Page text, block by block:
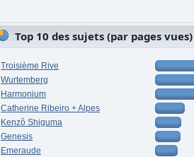
Top 10 des sujets (par pages vues)
Troisième Rive
Wurtemberg
Harmonium
Catherine Ribeiro + Alpes
Kenzô Shiguma
Genesis
Emeraude